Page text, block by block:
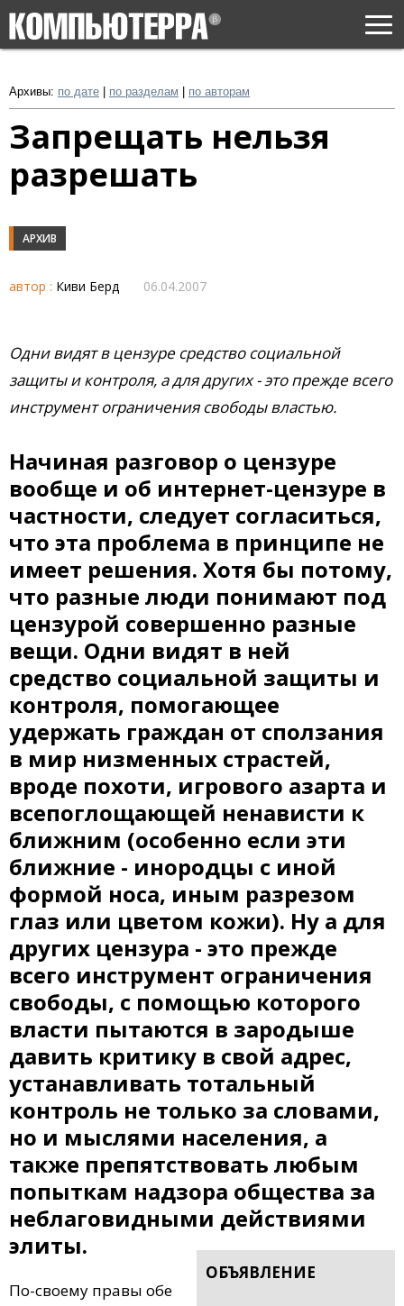
Архивы: по дате по разделам по авторам
Запрещать нельзя
разрешать
АРХИВ
автор : Киви Берд 06.04.2007
Одни видят в цензуре средство социальной
защиты и контроля, а для других - это прежде всего
инструмент ограничения свободы властью.
Начиная разговор о цензуре
вообще и об интернет-цензуре в
частности, следует согласиться,
что эта проблема в принципе не
имеет решения. Хотя бы потому,
что разные люди понимают под
цензурой совершенно разные
вещи. Одни видят в ней
средство социальной защиты и
контроля, помогающее
удержать граждан от сползания
в мир низменных страстей,
вроде похоти, игрового азарта и
всепоглощающей ненависти к
ближним (особенно если эти
ближние - инородцы с иной
формой носа, иным разрезом
глаз или цветом кожи). Ну а для
других цензура - это прежде
всего инструмент ограничения
свободы, с помощью которого
власти пытаются в зародыше
давить критику в свой адрес,
устанавливать тотальный
контроль не только за словами,
но и мыслями населения, а
также препятствовать любым
попыткам надзора общества за
неблаговидными действиями
элиты.
ОБЪЯВЛЕНИЕ
По-своему правы обе